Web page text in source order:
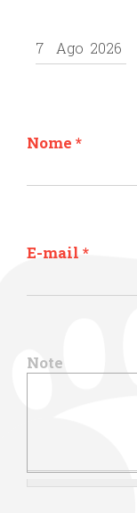
Nome *
E-mail *
Note